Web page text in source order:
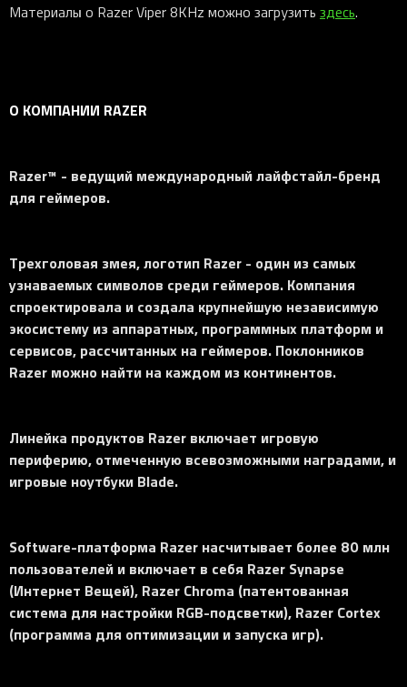
Материалы о Razer Viper 8KHz можно загрузить здесь.
О КОМПАНИИ RAZER
Razer™ - ведущий международный лайфстайл-бренд
для геймеров.
Трехголовая змея, логотип Razer - один из самых
узнаваемых символов среди геймеров. Компания
спроектировала и создала крупнейшую независимую
экосистему из аппаратных, программных платформ и
сервисов, рассчитанных на геймеров. Поклонников
Razer можно найти на каждом из континентов.
Линейка продуктов Razer включает игровую
периферию, отмеченную всевозможными наградами, и
игровые ноутбуки Blade.
Software-платформа Razer насчитывает более 80 млн
пользователей и включает в себя Razer Synapse
(Интернет Вещей), Razer Chroma (патентованная
система для настройки RGB-подсветки), Razer Cortex
(программа для оптимизации и запуска игр).